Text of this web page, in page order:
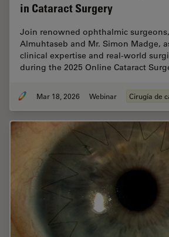
in Cataract Surgery
Join renowned ophthalmic
Almuhtaseb and Mr. Simon Madge,
clinical expertise and real-world
during the 2025 Online Cataract
Mar 18, 2026 Webinar Cirugía de